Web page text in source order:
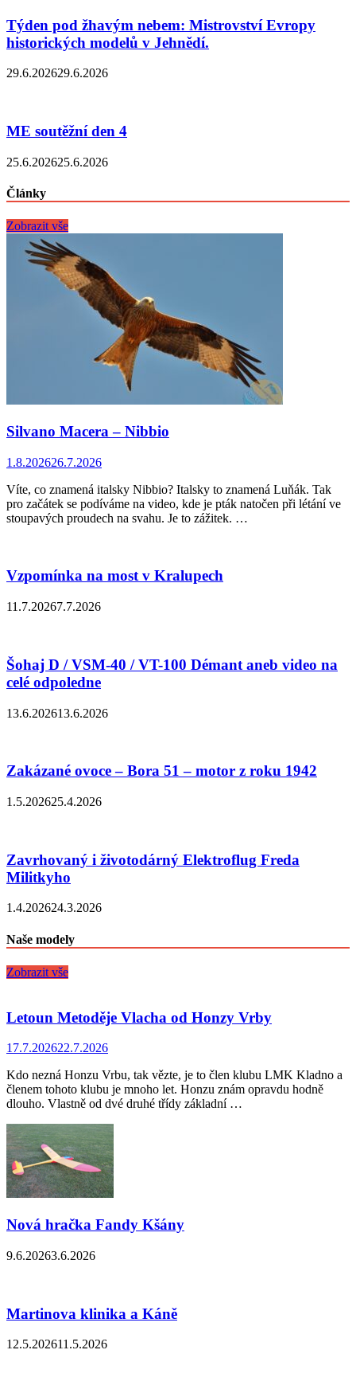
Týden pod žhavým nebem: Mistrovství Evropy
historických modelů v Jehnědí.
29.6.202629.6.2026
ME soutěžní den 4
25.6.202625.6.2026
Články
Zobrazit vše
Silvano Macera – Nibbio
1.8.202626.7.2026
Víte, co znamená italsky Nibbio? Italsky to znamená Luňák. Tak
pro začátek se podíváme na video, kde je pták natočen při létání ve
stoupavých proudech na svahu. Je to zážitek. …
Vzpomínka na most v Kralupech
11.7.20267.7.2026
Šohaj D / VSM-40 / VT-100 Démant aneb video na
celé odpoledne
13.6.202613.6.2026
Zakázané ovoce – Bora 51 – motor z roku 1942
1.5.202625.4.2026
Zavrhovaný i životodárný Elektroflug Freda
Militkyho
1.4.202624.3.2026
Naše modely
Zobrazit vše
Letoun Metoděje Vlacha od Honzy Vrby
17.7.202622.7.2026
Kdo nezná Honzu Vrbu, tak vězte, je to člen klubu LMK Kladno a
členem tohoto klubu je mnoho let. Honzu znám opravdu hodně
dlouho. Vlastně od dvé druhé třídy základní …
Nová hračka Fandy Kšány
9.6.20263.6.2026
Martinova klinika a Káně
12.5.202611.5.2026